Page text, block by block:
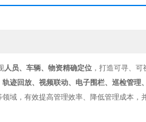
人员、车辆、物资精确定位 ，打造可寻、
轨迹回放、视频联动、电子围栏、巡检管理
领域，有效提高管理效率、降低管理成本，